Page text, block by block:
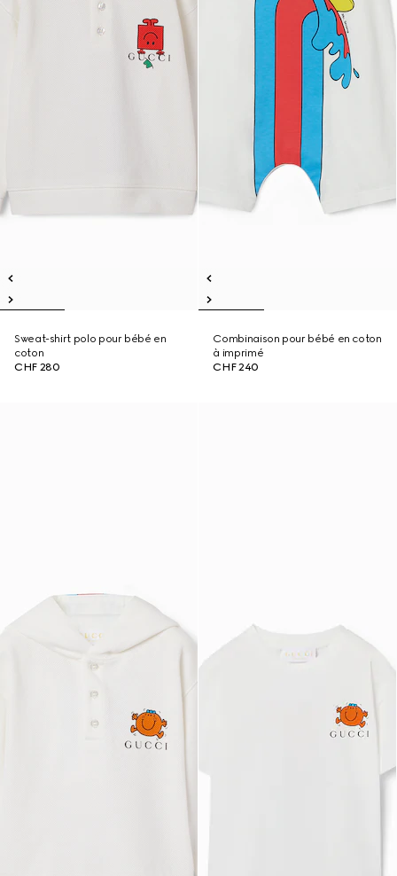
Sweat-shirt polo pour bébé en
coton
CHF 280
Combinaison pour bébé en coton
à imprimé
CHF 240